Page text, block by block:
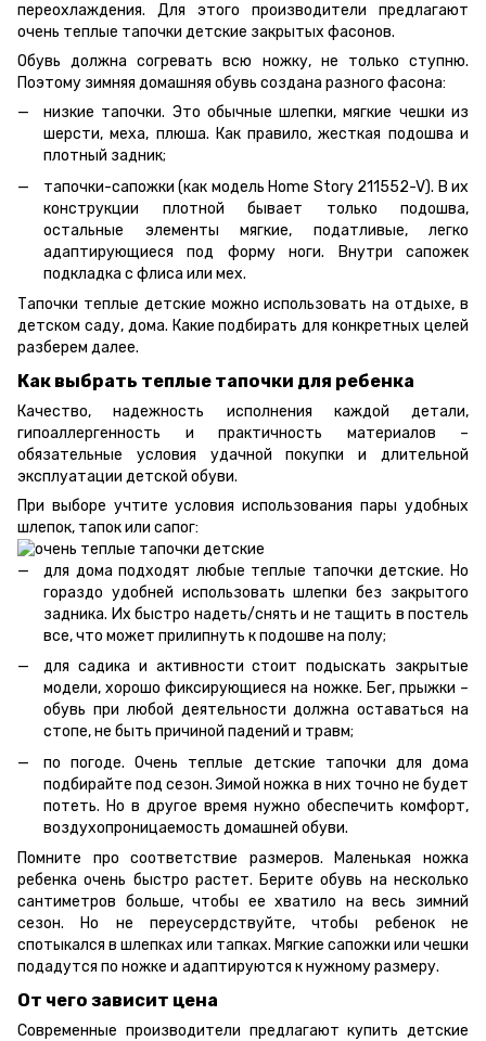
переохлаждения. Для этого производители предлагают
очень теплые тапочки детские закрытых фасонов.
Обувь должна согревать всю ножку, не только ступню.
Поэтому зимняя домашняя обувь создана разного фасона:
низкие тапочки. Это обычные шлепки, мягкие чешки из
шерсти, меха, плюша. Как правило, жесткая подошва и
плотный задник;
тапочки-сапожки (как модель Home Story 211552-V). В их
конструкции плотной бывает только подошва,
остальные элементы мягкие, податливые, легко
адаптирующиеся под форму ноги. Внутри сапожек
подкладка с флиса или мех.
Тапочки теплые детские можно использовать на отдыхе, в
детском саду, дома. Какие подбирать для конкретных целей
разберем далее.
Как выбрать теплые тапочки для ребенка
Качество, надежность исполнения каждой детали,
гипоаллергенность и практичность материалов –
обязательные условия удачной покупки и длительной
эксплуатации детской обуви.
При выборе учтите условия использования пары удобных
шлепок, тапок или сапог:
для дома подходят любые теплые тапочки детские. Но
гораздо удобней использовать шлепки без закрытого
задника. Их быстро надеть/снять и не тащить в постель
все, что может прилипнуть к подошве на полу;
для садика и активности стоит подыскать закрытые
модели, хорошо фиксирующиеся на ножке. Бег, прыжки –
обувь при любой деятельности должна оставаться на
стопе, не быть причиной падений и травм;
по погоде. Очень теплые детские тапочки для дома
подбирайте под сезон. Зимой ножка в них точно не будет
потеть. Но в другое время нужно обеспечить комфорт,
воздухопроницаемость домашней обуви.
Помните про соответствие размеров. Маленькая ножка
ребенка очень быстро растет. Берите обувь на несколько
сантиметров больше, чтобы ее хватило на весь зимний
сезон. Но не переусердствуйте, чтобы ребенок не
спотыкался в шлепках или тапках. Мягкие сапожки или чешки
подадутся по ножке и адаптируются к нужному размеру.
От чего зависит цена
Современные производители предлагают купить детские